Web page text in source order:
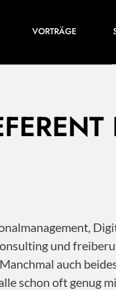
VORTRÄGE
vieles mehr.
und
auch
schon oft genug